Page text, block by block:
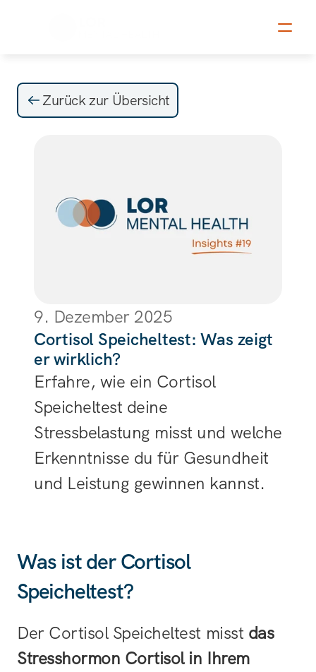
Zurück zur Übersicht
9. Dezember 2025
Cortisol Speicheltest: Was zeigt
er wirklich?
Erfahre, wie ein Cortisol
Speicheltest deine
Stressbelastung misst und welche
Erkenntnisse du für Gesundheit
und Leistung gewinnen kannst.
Was ist der Cortisol
Speicheltest?
Der Cortisol Speicheltest misst das
Stresshormon Cortisol in Ihrem